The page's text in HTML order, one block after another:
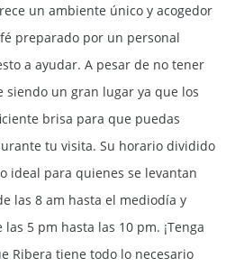
un ambiente único y acogedor
preparado por un personal
a ayudar. A pesar de no tener
siendo un gran lugar ya que los
brisa para que puedas
tu visita. Su horario dividido
ideal para quienes se levantan
las 8 am hasta el mediodía y
5 pm hasta las 10 pm. ¡Tenga
Ribera tiene todo lo necesario